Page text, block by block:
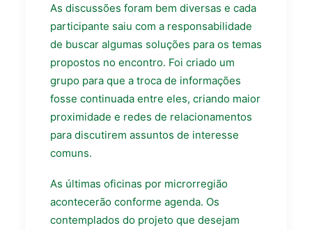
As discussões foram bem diversas e cada
participante saiu com a responsabilidade
de buscar algumas soluções para os temas
propostos no encontro. Foi criado um
grupo para que a troca de informações
fosse continuada entre eles, criando maior
proximidade e redes de relacionamentos
para discutirem assuntos de interesse
comuns.
As últimas oficinas por microrregião
acontecerão conforme agenda. Os
contemplados do projeto que desejam